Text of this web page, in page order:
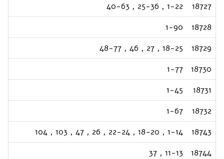
18727
1-22
,
25-36
,
40-63
18728
1-90
18729
18-25
,
27
,
46
,
48-77
18730
1-77
18731
1-45
18732
1-67
18743
1-14
,
18-20
,
22-24
,
26
,
47
,
103
,
104
18744
11-13
,
37